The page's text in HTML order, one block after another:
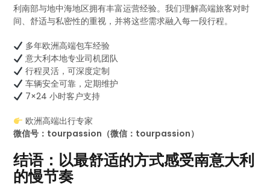
利南部与地中海地区拥有丰富运营经验。我们理解高端旅客对时
间、舒适与私密性的重视，并将这些需求融入每一段行程。
多年欧洲高端包车经验
意大利本地专业司机团队
行程灵活，可深度定制
车辆安全可靠，定期维护
7×24 小时客户支持
欧洲高端出行专家
微信号：tourpassion（微信：tourpassion）
结语：以最舒适的方式感受南意大利
的慢节奏